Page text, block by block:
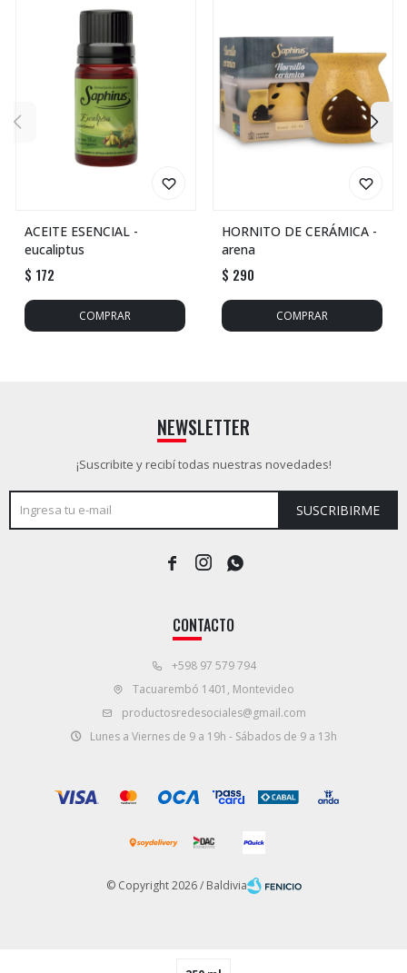
ACEITE ESENCIAL -
eucaliptus
$ 172
HORNITO DE CERÁMICA -
arena
$ 290
CONTACTO
+598 97 579 794
Tacuarembó 1401, Montevideo
productosredesociales@gmail.com
Lunes a Viernes de 9 a 19h - Sábados de 9 a 13h
NEWSLETTER
¡Suscribite y recibí todas nuestras novedades!
SUSCRIBIRME
  
© Copyright 2026 / Baldivia